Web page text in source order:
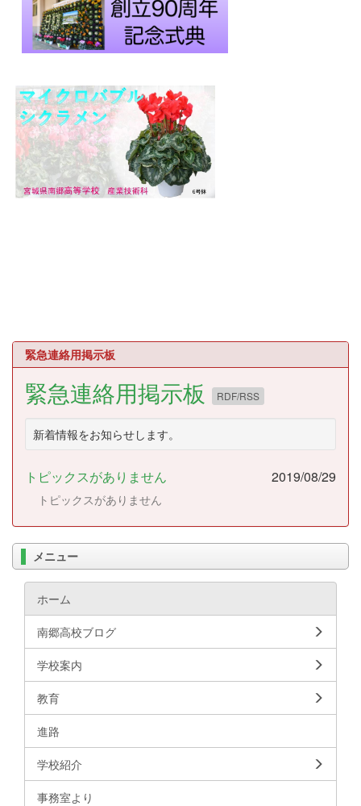
緊急連絡用掲示板
緊急連絡用掲示板 RDF/RSS
新着情報をお知らせします。
トピックスがありません 2019/08/29
トピックスがありません
メニュー
ホーム
南郷高校ブログ
学校案内
教育
進路
学校紹介
事務室より